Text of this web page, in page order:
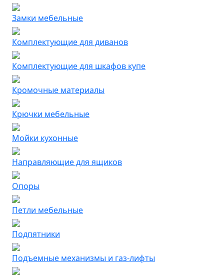
Замки мебельные
Комплектующие для диванов
Комплектующие для шкафов купе
Кромочные материалы
Крючки мебельные
Мойки кухонные
Направляющие для ящиков
Опоры
Петли мебельные
Подпятники
Подъемные механизмы и газ-лифты